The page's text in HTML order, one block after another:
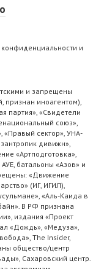
и
и запрещены
иноагентом),
партия», «Свидетели
союз»,
«Правый сектор», УНА-
дивижн»,
«Артподготовка»,
батальоны «Азов» и
«Движение
(ИГ, ИГИЛ),
«Аль-Каида в
В РФ признана
издания «Проект
«Дождь», «Медуза»,
The Insider,
общество/центр
Сахаровский центр.